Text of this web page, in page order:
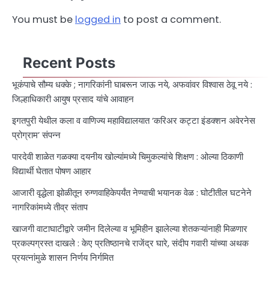
You must be logged in to post a comment.
Recent Posts
भूकंपाचे सौम्य धक्के ; नागरिकांनी घाबरून जाऊ नये, अफवांवर विश्वास ठेवू नये :
जिल्हाधिकारी आयुष प्रसाद यांचे आवाहन
इगतपुरी येथील कला व वाणिज्य महाविद्यालयात ‘करिअर कट्टा इंडक्शन अवेरनेस
प्रोग्राम’ संपन्न
पारदेवी शाळेत गळक्या दयनीय खोल्यांमध्ये चिमुकल्यांचे शिक्षण : ओल्या ठिकाणी
विद्यार्थी घेतात पोषण आहार
आजारी वृद्धेला झोळीतून रुग्णवाहिकेपर्यंत नेण्याची भयानक वेळ : घोटीतील घटनेने
नागरिकांमध्ये तीव्र संताप
खाजगी वाटाघाटीद्वारे जमीन दिलेल्या व भूमिहीन झालेल्या शेतकऱ्यांनाही मिळणार
प्रकल्पग्रस्त दाखले : केए प्रतिष्ठानचे राजेंद्र घारे, संदीप गवारी यांच्या अथक
प्रयत्नांमुळे शासन निर्णय निर्गमित